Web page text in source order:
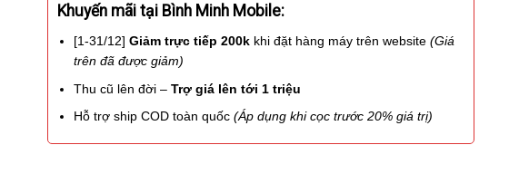
Khuyến mãi tại Bình Minh Mobile:
[1-31/12]Giảm trực tiếp 200k khi đặt hàng máy trên website(Giá
trên đã được giảm)
Thu cũ lên đời –Trợ giá lên tới 1 triệu
Hỗ trợ ship COD toàn quốc(Áp dụng khi cọc trước 20% giá trị)